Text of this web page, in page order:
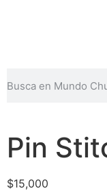
Pin
$15,000